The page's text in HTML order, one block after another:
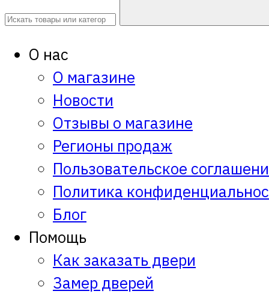
О нас
О магазине
Новости
Отзывы о магазине
Регионы продаж
Пользовательское
Политика
Блог
Помощь
Как заказать двери
Замер дверей